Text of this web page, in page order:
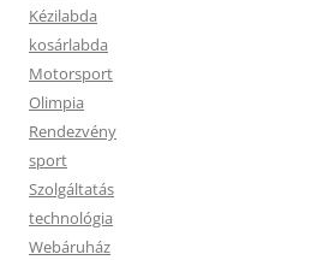
Kézilabda
kosárlabda
Motorsport
Olimpia
Rendezvény
sport
Szolgáltatás
technológia
Webáruház